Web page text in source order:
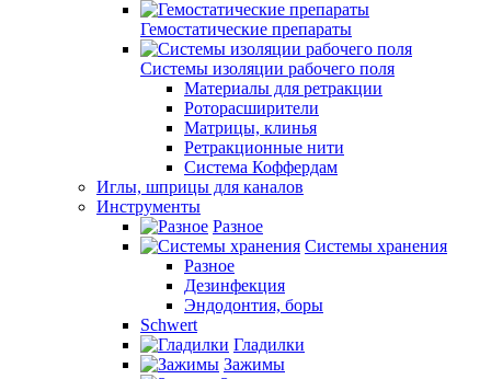
Гемостатические препараты
Системы изоляции рабочего поля
Материалы для ретракции
Роторасширители
Матрицы, клинья
Ретракционные нити
Система Коффердам
Иглы, шприцы для каналов
Инструменты
Разное
Системы хранения
Разное
Дезинфекция
Эндодонтия, боры
Schwert
Гладилки
Зажимы